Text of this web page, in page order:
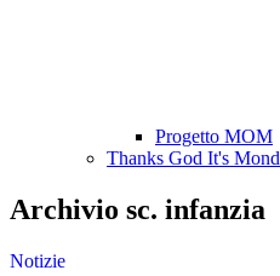
Progetto MOM
Thanks God It's
Archivio sc. infanzia
Notizie